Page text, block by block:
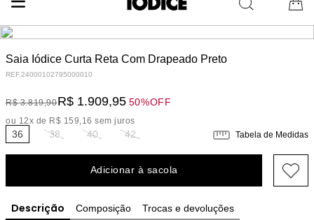
Saia Iódice Curta Reta Com Drapeado Preto
REF.24000102795000010
R$ 3.819,90R$ 1.909,95 50%OFF
ou 12x de R$ 159,16 sem juros
36 38 40 42 Tabela de Medidas
Adicionar à sacola
Descrição Composição Trocas e devoluções